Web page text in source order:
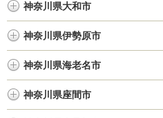
神奈川県大和市
神奈川県伊勢原市
神奈川県海老名市
神奈川県座間市